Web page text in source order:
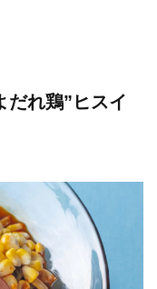
だれ鶏”ヒスイ